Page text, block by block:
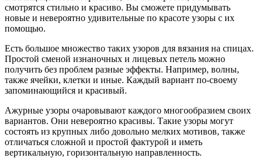
смотрятся стильно и красиво. Вы сможете придумывать
новые и невероятно удивительные по красоте узоры с их
помощью.
Есть большое множество таких узоров для вязания на спицах.
Простой сменой изнаночных и лицевых петель можно
получить без проблем разные эффекты. Например, волны,
также ячейки, клетки и иные. Каждый вариант по-своему
запоминающийся и красивый.
Ажурные узоры очаровывают каждого многообразием своих
вариантов. Они невероятно красивы. Такие узоры могут
состоять из крупных либо довольно мелких мотивов, также
отличаться сложной и простой фактурой и иметь
вертикальную, горизонтальную направленность.